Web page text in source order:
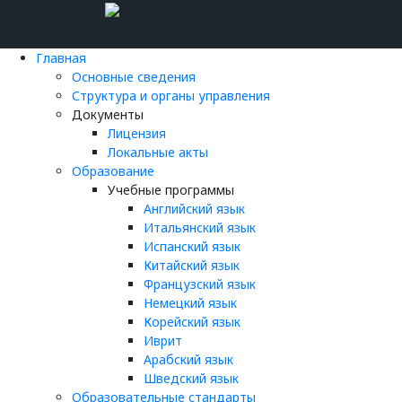
Главная
Основные сведения
Структура и органы управления
Документы
Лицензия
Локальные акты
Образование
Учебные программы
Английский язык
Итальянский язык
Испанский язык
Китайский язык
Французский язык
Немецкий язык
Корейский язык
Иврит
Арабский язык
Шведский язык
Образовательные стандарты